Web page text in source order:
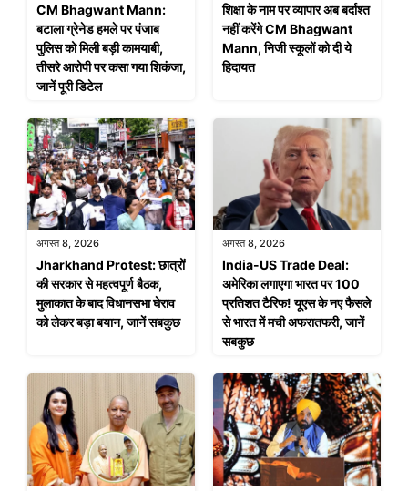
CM Bhagwant Mann:
बटाला ग्रेनेड हमले पर पंजाब
पुलिस को मिली बड़ी कामयाबी,
तीसरे आरोपी पर कसा गया शिकंजा,
जानें पूरी डिटेल
शिक्षा के नाम पर व्यापार अब बर्दाश्त
नहीं करेंगे CM Bhagwant
Mann, निजी स्कूलों को दी ये
हिदायत
अगस्त 8, 2026
Jharkhand Protest: छात्रों
की सरकार से महत्वपूर्ण बैठक,
मुलाकात के बाद विधानसभा घेराव
को लेकर बड़ा बयान, जानें सबकुछ
अगस्त 8, 2026
India-US Trade Deal:
अमेरिका लगाएगा भारत पर 100
प्रतिशत टैरिफ! यूएस के नए फैसले
से भारत में मची अफरातफरी, जानें
सबकुछ